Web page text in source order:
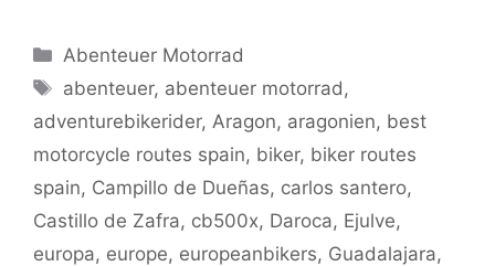
c
e
b
o
o
k
itt
er
ai
l
at
s
A
p
p
g
er
y
Li
n
k
gr
a
m
Kategorien
Abenteuer Motorrad
Schlagwörter
abenteuer, abenteuer motorrad ,
adventurebikerider, Aragon, aragonien, best
motorcycle routes spain, biker, biker routes
spain, Campillo de Dueñas, carlos santero,
Castillo de Zafra, cb500x, Daroca, Ejulve,
europa, europe, europeanbikers, Guadalajara,